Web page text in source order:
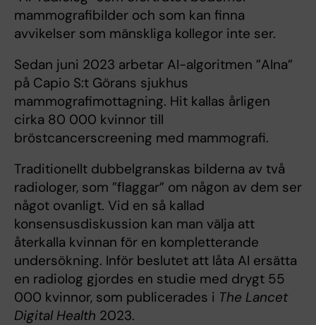
mammografibilder och som kan finna
avvikelser som mänskliga kollegor inte ser.
Sedan juni 2023 arbetar AI-algoritmen ”AIna”
på Capio S:t Görans sjukhus
mammografimottagning. Hit kallas årligen
cirka 80 000 kvinnor till
bröstcancerscreening med mammografi.
Traditionellt dubbelgranskas bilderna av två
radiologer, som ”flaggar” om någon av dem ser
något ovanligt. Vid en så kallad
konsensusdiskussion kan man välja att
återkalla kvinnan för en kompletterande
undersökning. Inför beslutet att låta AI ersätta
en radiolog gjordes en studie med drygt 55
000 kvinnor, som publicerades i The Lancet
Digital Health 2023.